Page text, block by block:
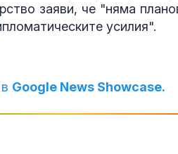
заяви, че "няма
усилия".
Google News Showcase.